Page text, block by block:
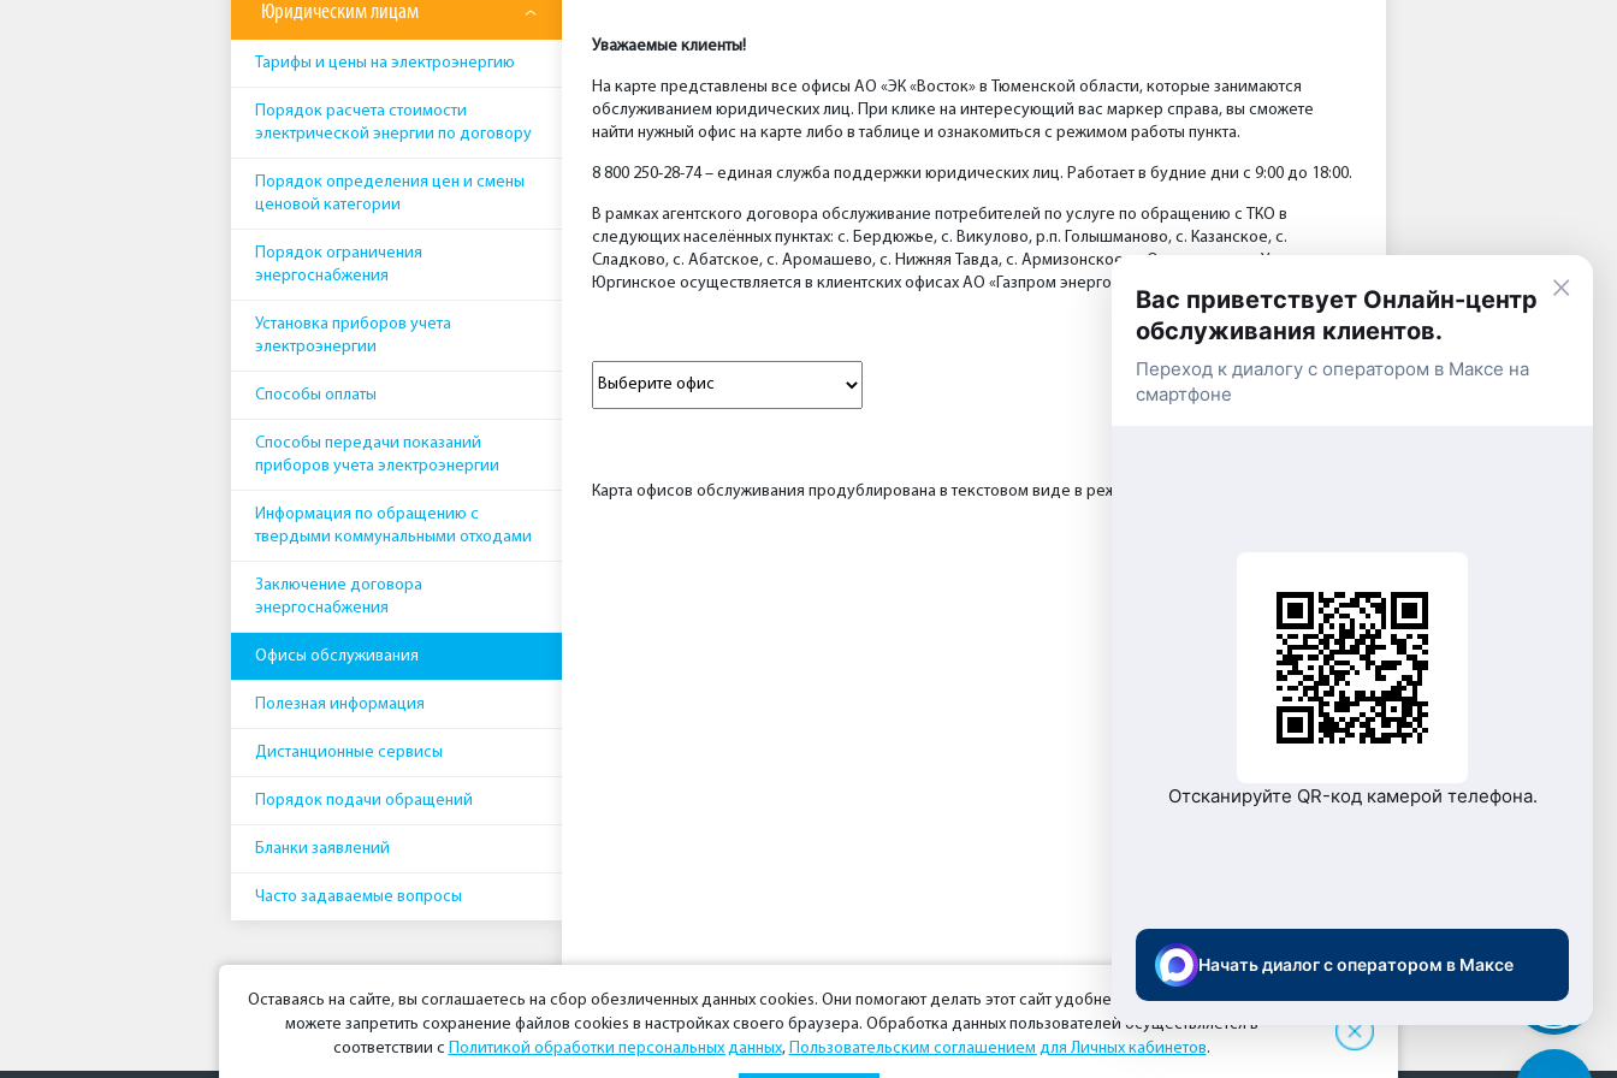
Юридическим лицам
Тарифы и цены на электроэнергию
Порядок расчета стоимости
электрической энергии по договору
Порядок определения цен и смены
ценовой категории
Порядок ограничения
энергоснабжения
Установка приборов учета
электроэнергии
Способы оплаты
Способы передачи показаний
приборов учета электроэнергии
Информация по обращению с
твердыми коммунальными отходами
Заключение договора
энергоснабжения
Офисы обслуживания
Полезная информация
Дистанционные сервисы
Порядок подачи обращений
Бланки заявлений
Часто задаваемые вопросы
Уважаемые клиенты!
На карте представлены все офисы АО «ЭК «Восток» в Тюменской области, которые занимаются
обслуживанием юридических лиц. При клике на интересующий вас маркер справа, вы сможете
найти нужный офис на карте либо в таблице и ознакомиться с режимом работы пункта.
8 800 250-28-74 – единая служба поддержки юридических лиц. Работает в будние дни с 9:00 до 18:00.
В рамках агентского договора обслуживание потребителей по услуге по обращению с ТКО в
следующих населённых пунктах: с. Бердюжье, с. Викулово, р.п. Голышманово, с. Казанское, с.
Сладково, с. Абатское, с. Аромашево, с. Нижняя Тавда, с. Армизонское, с. Омутинское, с. Упорово, с.
Юргинское осуществляется в клиентских офисах АО «Газпром энергосбыт Тюмень».
Выбор офиса обслуживания
Карта офисов обслуживания продублирована в текстовом виде в режиме «Показать список».
Оставаясь на сайте, вы соглашаетесь на сбор обезличенных данных cookies. Они помогают делать этот сайт удобнее для пользователей. Вы
можете запретить сохранение файлов cookies в настройках своего браузера. Обработка данных пользователей осуществляется в
соответствии с
Политикой обработки персональных данных, Пользовательским соглашением для Личных кабинетов.
×
Вас приветствует Онлайн-центр
обслуживания клиентов.
Переход к диалогу с оператором в Максе на
смартфоне
Отсканируйте QR-код камерой телефона.
Начать диалог с оператором в Максе